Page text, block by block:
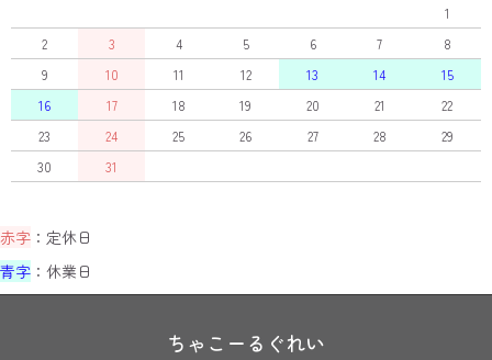
1
2
3 4 5 6 7
8
9
10 11 12 13 14
15
16
17 18 19 20 21
22
23
24 25 26 27 28
29
30
31
赤字 ：定休日
青字 ：休業日
ちゃこーるぐれい